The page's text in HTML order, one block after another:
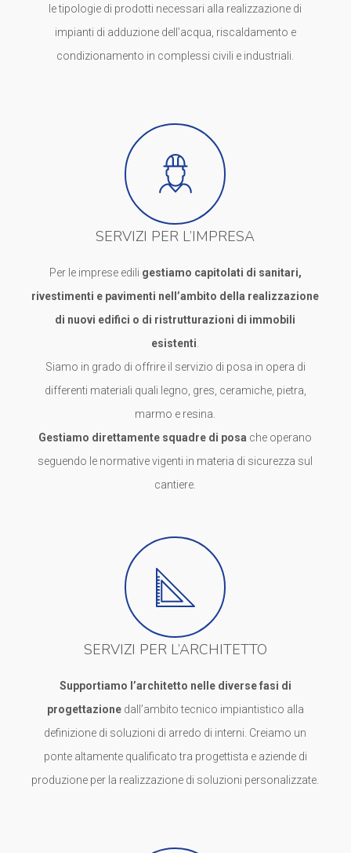
le tipologie di prodotti necessari alla realizzazione di
impianti di adduzione dell’acqua, riscaldamento e
condizionamento in complessi civili e industriali.
SERVIZI PER L’IMPRESA
Per le imprese edili gestiamo capitolati di sanitari,
rivestimenti e pavimenti nell’ambito della realizzazione
di nuovi edifici o di ristrutturazioni di immobili
esistenti
Siamo in grado di offrire il servizio di posa in opera di
differenti materiali quali legno, gres, ceramiche, pietra,
marmo e resina.
Gestiamo direttamente squadre di posa che operano
seguendo le normative vigenti in materia di sicurezza sul
cantiere.
SERVIZI PER L’ARCHITETTO
Supportiamo l’architetto nelle diverse fasi di
progettazionedall’ambito tecnico impiantistico alla
definizione di soluzioni di arredo di interni. Creiamo un
ponte altamente qualificato tra progettista e aziende di
produzione per la realizzazione di soluzioni personalizzate.